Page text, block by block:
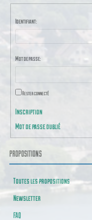
Identifiant:
Mot de passe:
Rester connecté
Inscription
Mot de passe oublié
PROPOSITIONS
Toutes les propositions
Newsletter
FAQ